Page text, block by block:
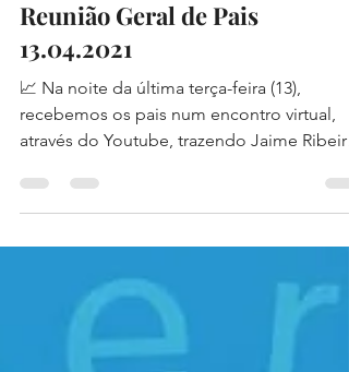
14 de abr. de 2021
1 min de leitura
Reunião Geral de Pais
13.04.2021
📈 Na noite da última terça-feira (13),
recebemos os pais num encontro virtual,
através do Youtube, trazendo Jaime